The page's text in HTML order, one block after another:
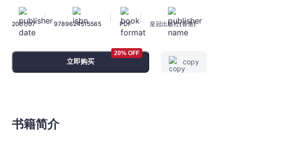
嫻
-
宇
｜
2001/07
|
9789624515565 PDF 皇冠出版社(香港)
立即购买
20% OFF
copy
书籍简介